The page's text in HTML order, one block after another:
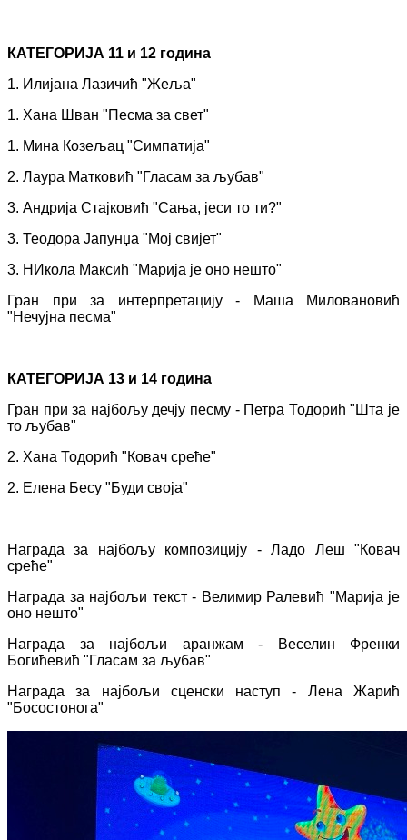
КАТЕГОРИЈА 11 и 12 година
1. Илијана Лазичић "Жеља"
1. Хана Шван "Песма за свет"
1. Мина Козељац "Симпатија"
2. Лаура Матковић "Гласам за љубав"
3. Андрија Стајковић "Сања, јеси то ти?"
3. Теодора Јапунџа "Мој свијет"
3. НИкола Максић "Марија је оно нешто"
Гран при за интерпретацију - Маша Миловановић
"Нечујна песма"
КАТЕГОРИЈА 13 и 14 година
Гран при за најбољу дечју песму - Петра Тодорић "Шта је
то љубав"
2. Хана Тодорић "Ковач среће"
2. Елена Бесу "Буди своја"
Награда за најбољу композицију - Ладо Леш "Ковач
среће"
Награда за најбољи текст - Велимир Ралевић "Марија је
оно нешто"
Награда за најбољи аранжам - Веселин Френки
Богићевић "Гласам за љубав"
Награда за најбољи сценски наступ - Лена Жарић
"Босостонога"